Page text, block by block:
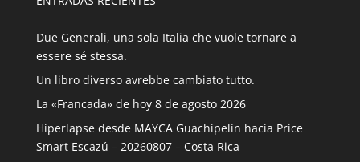
Due Generali, una sola Italia che vuole tornare a
essere sé stessa.
Un libro diverso avrebbe cambiato tutto.
La «Francada» de hoy 8 de agosto 2026
Hiperlapse desde MAYCA Guachipelín hacia Price
Smart Escazú – 20260807 – Costa Rica